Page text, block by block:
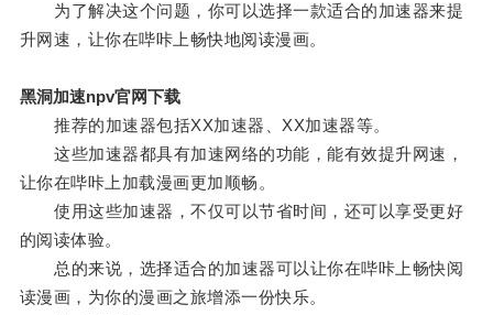
为了解决这个问题，你可以选择一款适合的加速器来提
升网速，让你在哔咔上畅快地阅读漫画。
黑洞加速npv官网下载
推荐的加速器包括XX加速器、XX加速器等。
这些加速器都具有加速网络的功能，能有效提升网速，
让你在哔咔上加载漫画更加顺畅。
使用这些加速器，不仅可以节省时间，还可以享受更好
的阅读体验。
总的来说，选择适合的加速器可以让你在哔咔上畅快阅
读漫画，为你的漫画之旅增添一份快乐。